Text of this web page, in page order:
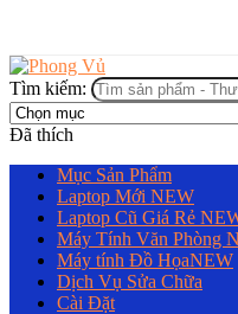
Tìm kiếm:
Đã thích
Mục Sản Phẩm
Laptop Mới NEW
Laptop Cũ Giá Rẻ
Máy Tính Văn Phòng
Máy tính Đồ HọaNEW
Dịch Vụ Sửa Chữa
Cài Đặt